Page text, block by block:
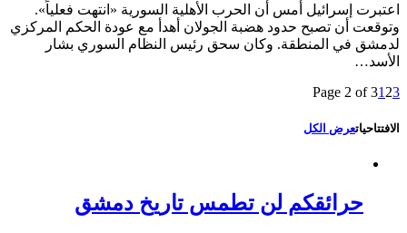
اعتبرت إسرائيل أمس أن الحرب الأهلية السورية «انتهت فعلياً».
وتوقعت أن تصبح حدود هضبة الجولان أهدأ مع عودة الحكم المركزي
لدمشق في المنطقة. وكان سحق رئيس النظام السوري بشار
الأسد…
Page 2 of 3123
الافتتاحياتعرض الكل
حرائقكم لن تطمس تاريخ دمشق